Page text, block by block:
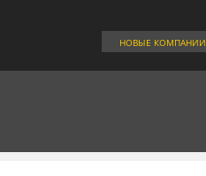
НОВЫЕ КОМПАНИИ